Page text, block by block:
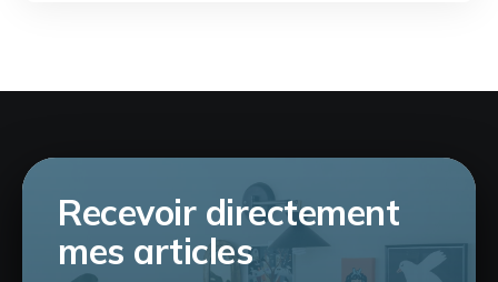
Recevoir directement
mes articles